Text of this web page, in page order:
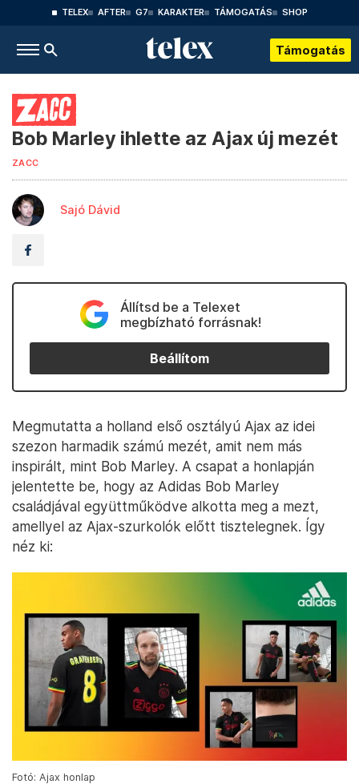
TELEX AFTER G7 KARAKTER TÁMOGATÁS SHOP
Támogatás
Bob Marley ihlette az Ajax új mezét
ZACC
Sajó Dávid
Állítsd be a Telexet
megbízható forrásnak!
Beállítom
Megmutatta a holland első osztályú Ajax az idei
szezon harmadik számú mezét, amit nem más
inspirált, mint Bob Marley. A csapat a honlapján
jelentette be, hogy az Adidas Bob Marley
családjával együttműködve alkotta meg a mezt,
amellyel az Ajax-szurkolók előtt tisztelegnek. Így
néz ki:
Fotó: Ajax honlap